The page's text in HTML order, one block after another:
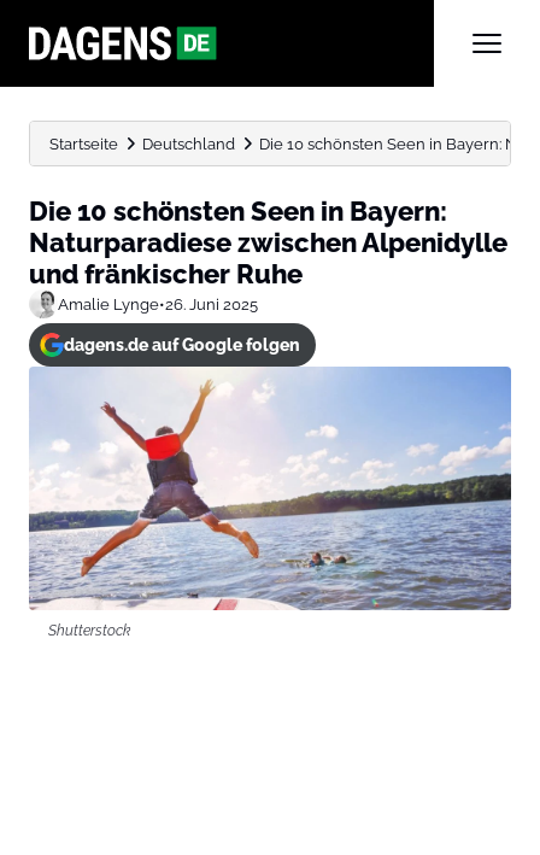
Startseite Deutschland Die 10 schönsten Seen in Bayern:
Die 10 schönsten Seen in Bayern:
Naturparadiese zwischen Alpenidylle
und fränkischer Ruhe
Amalie Lynge•26. Juni 2025
dagens.de auf Google folgen
Shutterstock